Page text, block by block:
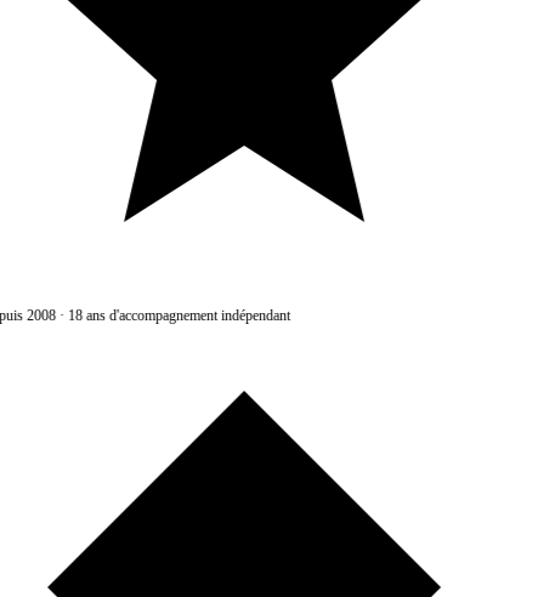
2008· 18 ans d'accompagnement indépendant